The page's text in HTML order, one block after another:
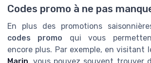
Codes promo à ne pas
En plus des promotions
codes promo qui vous
encore plus. Par exemple, en visitant
Marin, vous pouvez souvent trouver